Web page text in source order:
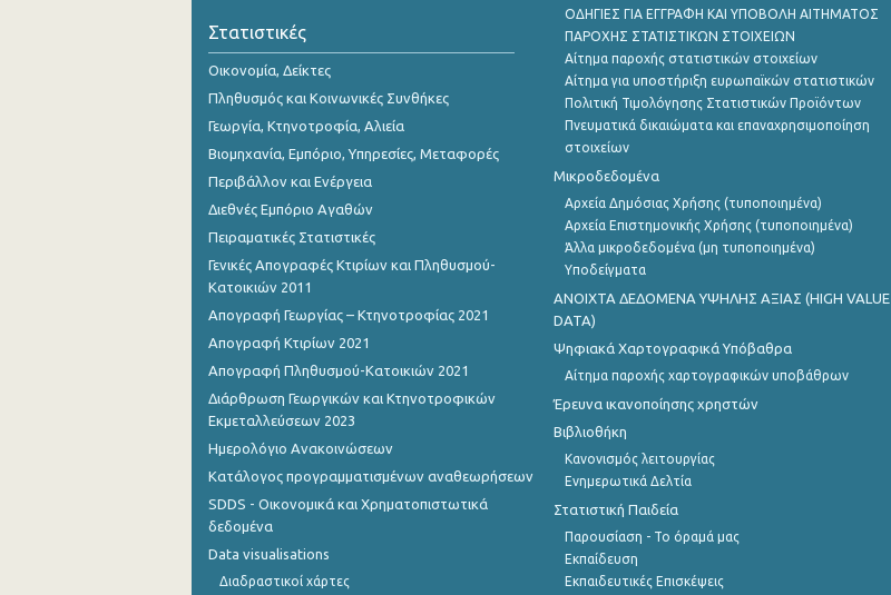
Στατιστικές
Οικονομία, Δείκτες
Πληθυσμός και Κοινωνικές Συνθήκες
Γεωργία, Κτηνοτροφία, Αλιεία
Βιομηχανία, Εμπόριο, Υπηρεσίες, Μεταφορές
Περιβάλλον και Ενέργεια
Διεθνές Εμπόριο Αγαθών
Πειραματικές Στατιστικές
Γενικές Απογραφές Κτιρίων και Πληθυσμού-
Κατοικιών 2011
Απογραφή Γεωργίας – Κτηνοτροφίας 2021
Απογραφή Κτιρίων 2021
Απογραφή Πληθυσμού-Κατοικιών 2021
Διάρθρωση Γεωργικών και Κτηνοτροφικών
Εκμεταλλεύσεων 2023
Ημερολόγιο Ανακοινώσεων
Κατάλογος προγραμματισμένων αναθεωρήσεων
SDDS - Οικονομικά και Χρηματοπιστωτικά
δεδομένα
Data visualisations
Διαδραστικοί χάρτες
ΟΔΗΓΙΕΣ ΓΙΑ ΕΓΓΡΑΦΗ ΚΑΙ ΥΠΟΒΟΛΗ ΑΙΤΗΜΑΤΟΣ
ΠΑΡΟΧΗΣ ΣΤΑΤΙΣΤΙΚΩΝ ΣΤΟΙΧΕΙΩΝ
Αίτημα παροχής στατιστικών στοιχείων
Αίτημα για υποστήριξη ευρωπαϊκών στατιστικών
Πολιτική Τιμολόγησης Στατιστικών Προϊόντων
Πνευματικά δικαιώματα και επαναχρησιμοποίηση
στοιχείων
Μικροδεδομένα
Αρχεία Δημόσιας Χρήσης (τυποποιημένα)
Αρχεία Επιστημονικής Χρήσης (τυποποιημένα)
Άλλα μικροδεδομένα (μη τυποποιημένα)
Υποδείγματα
ANOIXTA ΔΕΔΟΜΕΝΑ ΥΨΗΛΗΣ ΑΞΙΑΣ (HIGH VALUE
DATA)
Ψηφιακά Χαρτογραφικά Υπόβαθρα
Αίτημα παροχής χαρτογραφικών υποβάθρων
Έρευνα ικανοποίησης χρηστών
Βιβλιοθήκη
Κανονισμός λειτουργίας
Ενημερωτικά Δελτία
Στατιστική Παιδεία
Παρουσίαση - Το όραμά μας
Εκπαίδευση
Εκπαιδευτικές Επισκέψεις